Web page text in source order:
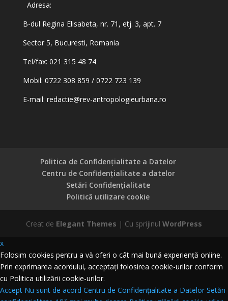
Adresa:
B-dul Regina Elisabeta, nr. 71, etj. 3, apt. 7
Sector 5, Bucuresti, Romania
Tel/fax: 021 315 48 74
Mobil: 0722 308 859 / 0722 723 139
E-mail: redactie@rev-antropologieurbana.ro
Politica de Confidențialitate a Datelor
Centru de Confidențialitate a datelor
Setări Confidențialitate
Politică utilizare cookie
Creat de Elegant Themes | Cu sprijinul WordPress
x
Folosim cookies pentru a vă oferi o cât mai bună experiență online.
Prin exprimarea acordului, acceptați folosirea cookie-urilor conform
cu Politica utilizării cookie-urilor.
Accept Nu sunt de acord Centru de Confidențialitate a Datelor Setări